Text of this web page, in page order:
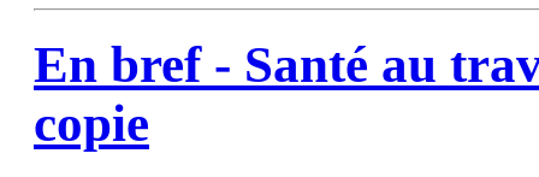
En bref - Santé au
copie